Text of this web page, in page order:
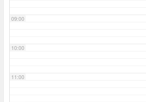
09:00
10:00
11:00